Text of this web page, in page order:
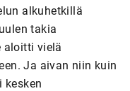
alkuhetkillä
takia
aloitti vielä
Ja aivan niin kuin
kesken